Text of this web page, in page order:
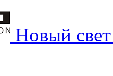
Новый